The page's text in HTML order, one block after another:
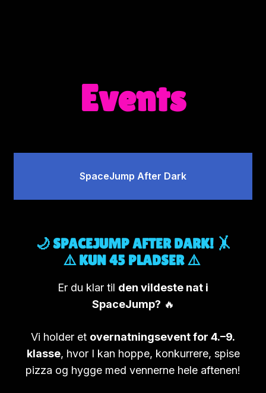
Events
SpaceJump After Dark
🌙 SPACEJUMP AFTER DARK!🤸
⚠️ KUN 45 PLADSER ⚠️
Er du klar til den vildeste nat i
SpaceJump? 🔥
Vi holder et overnatningsevent for 4.–9.
klasse, hvor I kan hoppe, konkurrere, spise
pizza og hygge med vennerne hele aftenen!